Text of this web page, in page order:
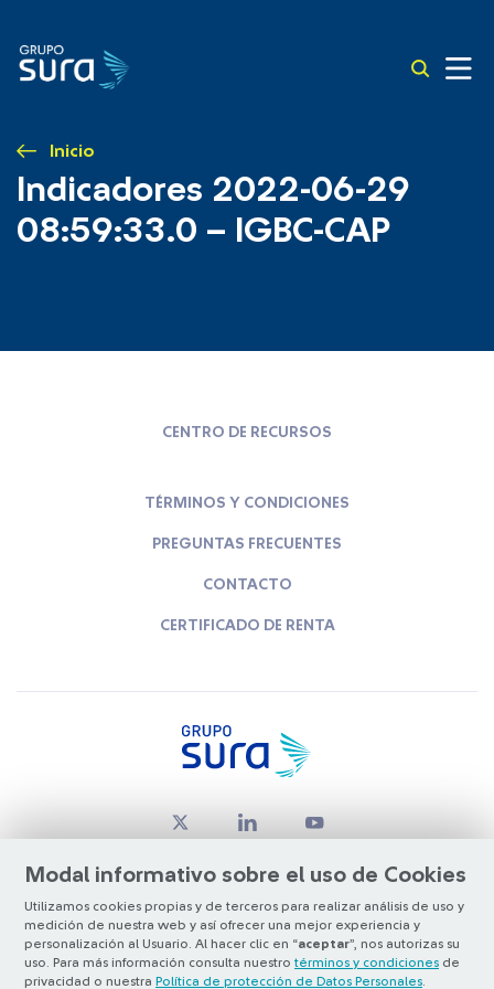
Inicio
Indicadores 2022-06-29
08:59:33.0 – IGBC-CAP
Modal informativo sobre el uso de Cookies
Utilizamos cookies propias y de terceros para realizar análisis de uso y
medición de nuestra web y así ofrecer una mejor experiencia y
personalización al Usuario. Al hacer clic en “aceptar”, nos autorizas su
uso. Para más información consulta nuestro términos y condiciones de
privacidad o nuestra Política de protección de Datos Personales
CENTRO DE RECURSOS
TÉRMINOS Y CONDICIONES
PREGUNTAS FRECUENTES
CONTACTO
CERTIFICADO DE RENTA
© Copyright Grupo SURA 2026